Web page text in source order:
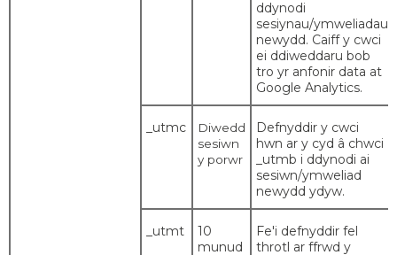
ddynodi
sesiynau/ymweliadau
newydd. Caiff y cwci
ei ddiweddaru bob
tro yr anfonir data at
Google Analytics.
_utmc
Diwedd
sesiwn
y porwr
Defnyddir y cwci
hwn ar y cyd â chwci
_utmb i ddynodi ai
sesiwn/ymweliad
newydd ydyw.
_utmt
10
munud
Fe'i defnyddir fel
throtl ar ffrwd y